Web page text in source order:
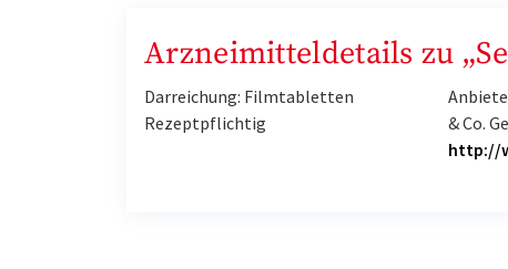
Arzneimitteldetails zu
Darreichung: Filmtabletten
Rezeptpflichtig
& Co.
http://